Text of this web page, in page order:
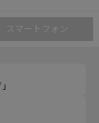
スマートフォン